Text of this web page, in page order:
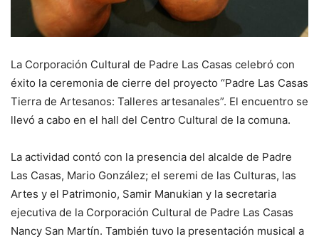
La Corporación Cultural de Padre Las Casas celebró con
éxito la ceremonia de cierre del proyecto “Padre Las Casas
Tierra de Artesanos: Talleres artesanales”. El encuentro se
llevó a cabo en el hall del Centro Cultural de la comuna.
La actividad contó con la presencia del alcalde de Padre
Las Casas, Mario González; el seremi de las Culturas, las
Artes y el Patrimonio, Samir Manukian y la secretaria
ejecutiva de la Corporación Cultural de Padre Las Casas
Nancy San Martín. También tuvo la presentación musical a